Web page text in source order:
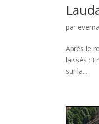
par
Après le
laissés :
sur la...